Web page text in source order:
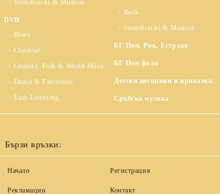
Soundtracks & Musical
DVD
Blues
Classical
Country, Folk & World Music
Dance & Electronic
Easy Listening
Rock
Soundtracks & Musical
БГ Поп, Рок, Естрада
БГ Поп фолк
Детски песнички и приказки
Сръбска музика
Бързи връзки:
Начало
Рекламации
Регистрация
Контакт